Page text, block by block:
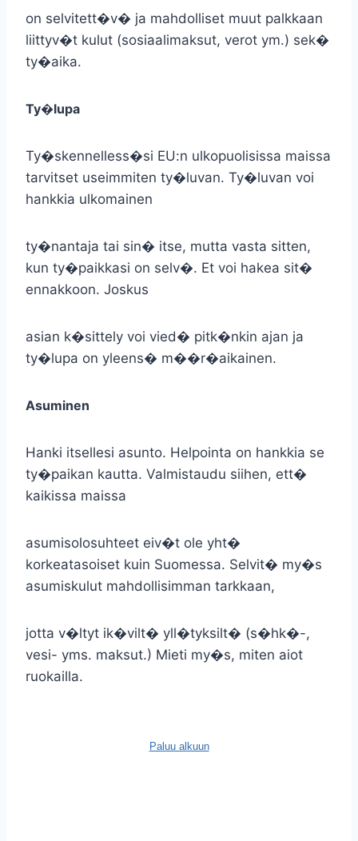
on selvitett�v� ja mahdolliset muut palkkaan
liittyv�t kulut (sosiaalimaksut, verot ym.) sek�
ty�aika.
Ty�lupa
Ty�skennelless�si EU:n ulkopuolisissa maissa
tarvitset useimmiten ty�luvan. Ty�luvan voi
hankkia ulkomainen
ty�nantaja tai sin� itse, mutta vasta sitten,
kun ty�paikkasi on selv�. Et voi hakea sit�
ennakkoon. Joskus
asian k�sittely voi vied� pitk�nkin ajan ja
ty�lupa on yleens� m��r�aikainen.
Asuminen
Hanki itsellesi asunto. Helpointa on hankkia se
ty�paikan kautta. Valmistaudu siihen, ett�
kaikissa maissa
asumisolosuhteet eiv�t ole yht�
korkeatasoiset kuin Suomessa. Selvit� my�s
asumiskulut mahdollisimman tarkkaan,
jotta v�ltyt ik�vilt� yll�tyksilt� (s�hk�-,
vesi- yms. maksut.) Mieti my�s, miten aiot
ruokailla.
Paluu alkuun